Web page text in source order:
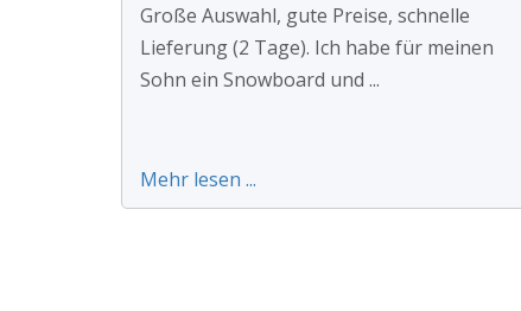
Große Auswahl, gute Preise, schnelle
Lieferung (2 Tage). Ich habe für meinen
Sohn ein Snowboard und ...
Mehr lesen ...